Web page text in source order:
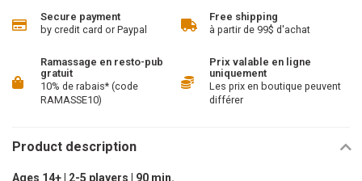
Secure payment
by credit card or Paypal
Free shipping
à partir de 99$ d'achat
Ramassage en resto-pub
gratuit
10% de rabais* (code
RAMASSE10)
Prix valable en ligne
uniquement
Les prix en boutique peuvent
différer
Product description
Ages 14+ | 2-5 players | 90 min.